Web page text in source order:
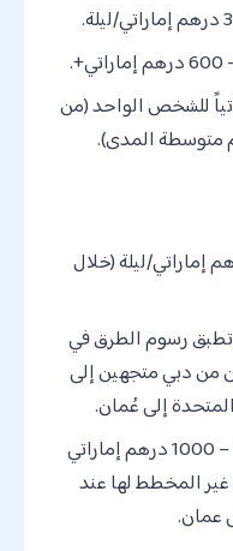
إماراتياً للشخص الواحد (من
متوسطة المدى).
في صلالة: 1 درهم إماراتي/ليلة (خلال
رسوم الطرق في
من دبي متجهين إلى
إلى عُمان.
صندوق الطوارئ: خصص 500 – 1000 درهم إماراتي
غير المخطط لها عند
عمان.